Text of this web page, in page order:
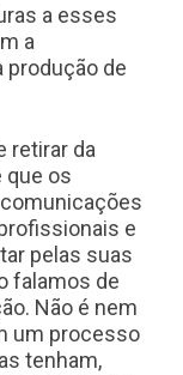
a esses
a
produção de
retirar da
que os
e
pelas suas
falamos de
Não é nem
um processo
tenham,